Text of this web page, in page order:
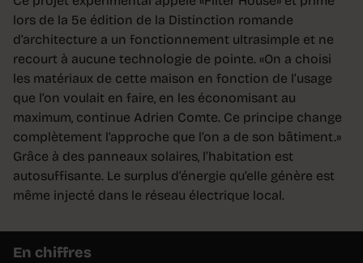
lors de la 5e édition de la Distinction romande
d’architecture a un fonctionnement ultrasimple et ne
recourt à aucune technologie de pointe. «On a choisi
les matériaux de cette maison en fonction de l’usage
que l’on voulait en faire, en les économisant au
maximum, continue Adrien Comte. Ce principe change
complètement l’approche que l’on a de son bâtiment.»
Grâce à des panneaux solaires, l’habitation est
autosuffisante. Le surplus d’énergie qu’elle génère est
même injecté dans le réseau électrique local.
En chiffres